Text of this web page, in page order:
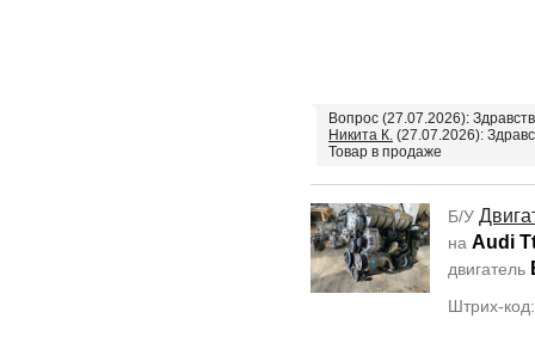
Вопрос (27.07.2026):
Никита К. (27.07.2026):
Товар в продаже
Б/У
на Audi
двигатель
Штрих-